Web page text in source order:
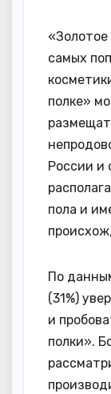
«Золотое
самых
полке»
России и
пола и
По
(31%)
и
полки».